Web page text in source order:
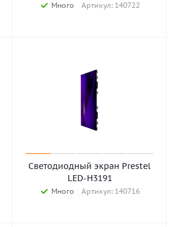
Много Артикул: 140722
Светодиодный экран Prestel
LED-H3191
Много Артикул: 140716